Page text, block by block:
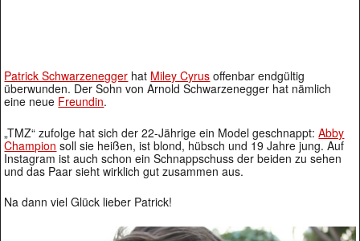
Patrick Schwarzenegger hat Miley Cyrus offenbar endgültig
überwunden. Der Sohn von Arnold Schwarzenegger hat nämlich
eine neue Freundin.
„TMZ“ zufolge hat sich der 22-Jährige ein Model geschnappt:Abby
Champion soll sie heißen, ist blond, hübsch und 19 Jahre jung. Auf
Instagram ist auch schon ein Schnappschuss der beiden zu sehen
und das Paar sieht wirklich gut zusammen aus.
Na dann viel Glück lieber Patrick!